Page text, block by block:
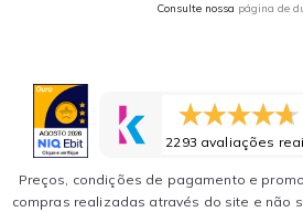
Consulte nossa página de
2293 avaliações
Preços, condições de pagamento e
compras realizadas através do site e não